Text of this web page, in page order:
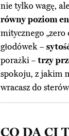
nie tylko wagę,
równy poziom
mitycznego „zero
głodówek –
porażki – trzy
spokoju, z jakim
wracasz do
CO DA CI